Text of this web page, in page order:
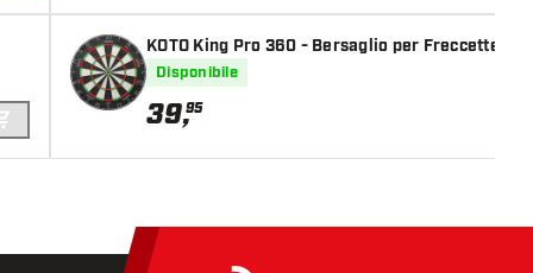
AGGIUNGI AL CARRELLO
KOTO King Pro 360 - Bersaglio per Freccette
Disponibile
39,95